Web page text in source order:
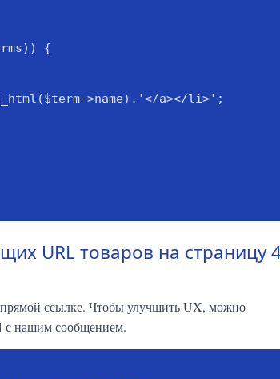
>name).'</a></li>';
URL товаров на страницу
ссылке. Чтобы улучшить UX, можно
с нашим сообщением.